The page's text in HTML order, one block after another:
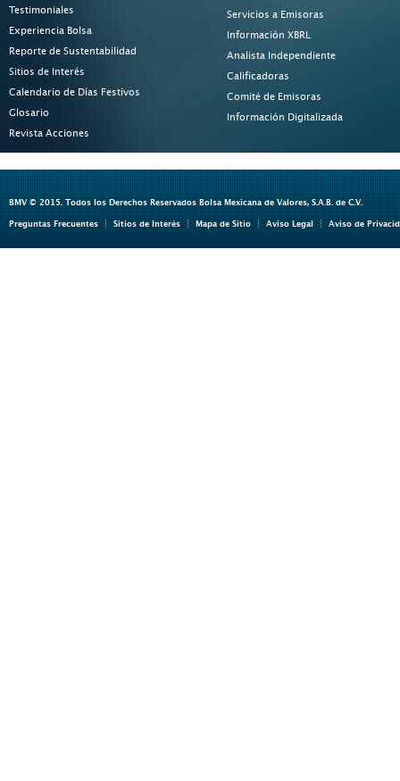
Testimoniales
Experiencia Bolsa
Reporte de Sustentabilidad
Sitios de Interés
Calendario de Días Festivos
Glosario
Revista Acciones
Servicios a Emisoras
Información XBRL
Analista Independiente
Calificadoras
Comité de Emisoras
Información Digitalizada
BMV © 2015. Todos los Derechos Reservados Bolsa Mexicana de Valores, S.A.B. de C.V.
Preguntas Frecuentes Sitios de Interés Mapa de Sitio Aviso Legal Aviso de